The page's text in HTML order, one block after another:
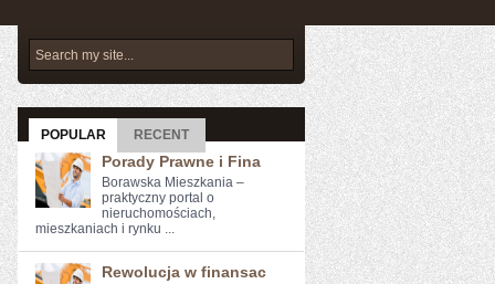
POPULAR RECENT
Porady Prawne i Fina
Borawska Mieszkania –
praktyczny portal o
nieruchomościach,
mieszkaniach i rynku ...
Rewolucja w finansac